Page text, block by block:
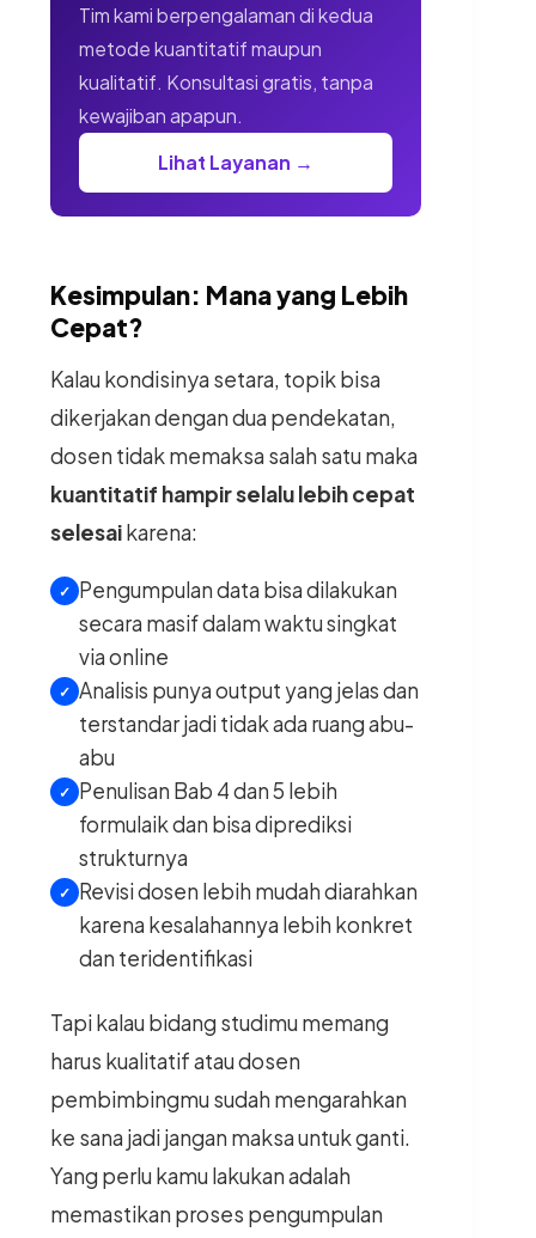
Tim kami berpengalaman di kedua
metode kuantitatif maupun
kualitatif. Konsultasi gratis, tanpa
kewajiban apapun.
Lihat Layanan →
Kesimpulan: Mana yang Lebih
Cepat?
Kalau kondisinya setara, topik bisa
dikerjakan dengan dua pendekatan,
dosen tidak memaksa salah satu maka
kuantitatif hampir selalu lebih cepat
selesaikarena:
Pengumpulan data bisa dilakukan
secara masif dalam waktu singkat
via online
Analisis punya output yang jelas dan
terstandar jadi tidak ada ruang abu-
abu
Penulisan Bab 4 dan 5 lebih
formulaik dan bisa diprediksi
strukturnya
Revisi dosen lebih mudah diarahkan
karena kesalahannya lebih konkret
dan teridentifikasi
Tapi kalau bidang studimu memang
harus kualitatif atau dosen
pembimbingmu sudah mengarahkan
ke sana jadi jangan maksa untuk ganti.
Yang perlu kamu lakukan adalah
memastikan proses pengumpulan